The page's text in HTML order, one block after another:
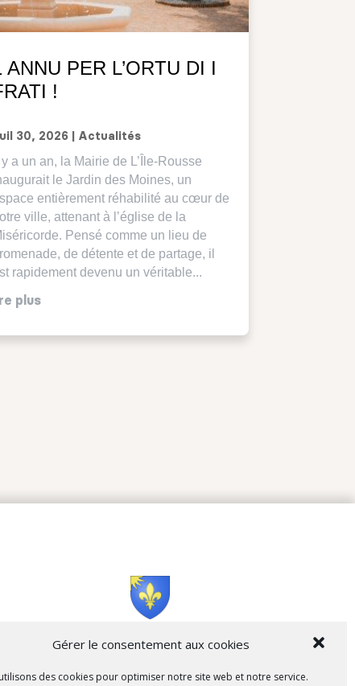
Gérer le consentement aux cookies
des cookies pour optimiser notre site web et notre service.
ANNU PER L’ORTU DI I
!
30, 2026| Actualités
y a un an, la Mairie de L’Île-Rousse
le Jardin des Moines, un
entièrement réhabilité au cœur de
ville, attenant à l’église de la
Pensé comme un lieu de
de détente et de partage, il
rapidement devenu un véritable...
plus
Cità di L’Isula